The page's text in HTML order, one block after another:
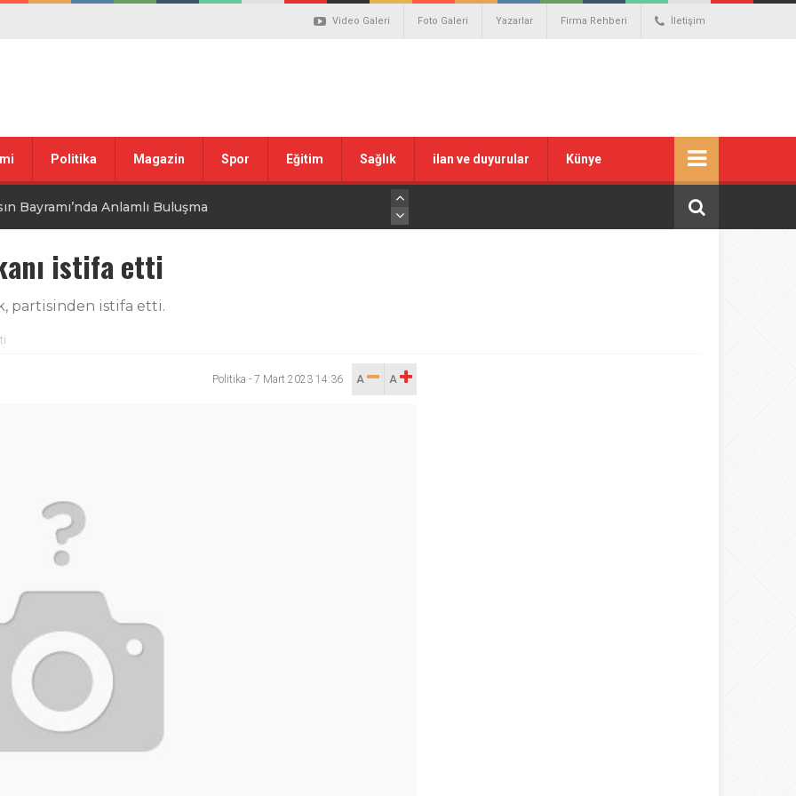
Video Galeri Foto Galeri Yazarlar Firma Rehberi İletişim
Politika Magazin Spor Eğitim Sağlık ilan ve duyurular Künye
Bayramı’nda Anlamlı Buluşma
Öncesi Şendoğan Tekin’den Dikkat Çeken Mesaj
tepkisi
Marşı’nın Kabulünün 105. Yılı Mesajı
ilgili düzenleme görüşülüyor
Valisine tepki gösterdi
3’ü Çocuk 7 Kişi Yaralandı
paniği
istifa etti
partisinden istifa etti.
Politika - 7 Mart 2023 14:36 A
A